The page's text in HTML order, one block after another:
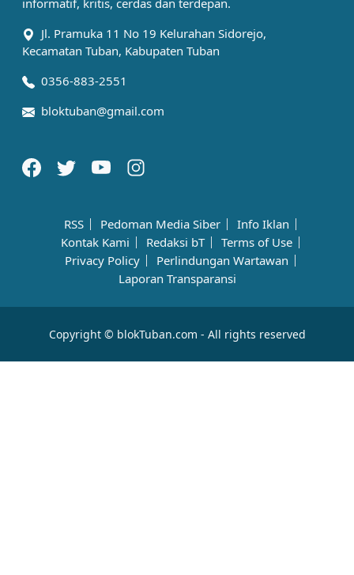
Jl. Pramuka 11 No 19 Kelurahan Sidorejo,
Kecamatan Tuban, Kabupaten Tuban
0356-883-2551
bloktuban@gmail.com
RSS Pedoman Media Siber
Info Iklan
Kontak Kami
Redaksi bT
Terms of Use
Privacy Policy
Perlindungan Wartawan
Laporan Transparansi
Copyright © blokTuban.com - All rights reserved